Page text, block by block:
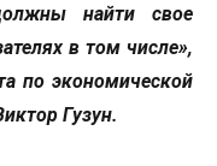
найти свое
в том числе»,
по экономической
Гузун.